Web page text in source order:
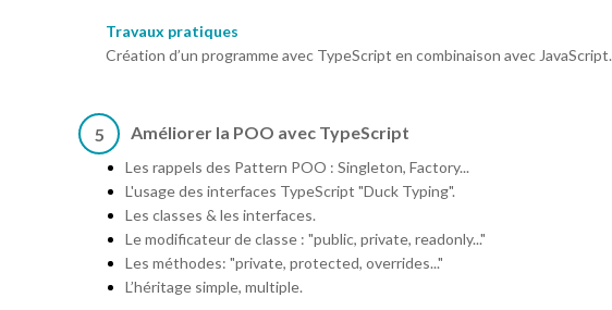
Travaux pratiques
Création d’un programme avec TypeScript en combinaison avec JavaScript.
5 Améliorer la POO avec TypeScript
Les rappels des Pattern POO : Singleton, Factory...
L'usage des interfaces TypeScript "Duck Typing".
Les classes & les interfaces.
Le modificateur de classe : "public, private, readonly..."
Les méthodes: "private, protected, overrides..."
L’héritage simple, multiple.